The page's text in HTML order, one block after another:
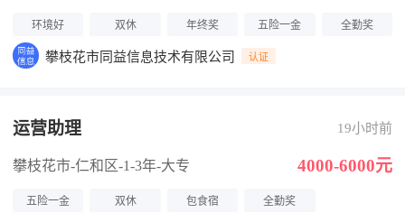
环境好 双休 年终奖 五险一金 全勤奖
攀枝花市同益信息技术有限公司 认证
运营助理 19小时前
攀枝花市-仁和区-1-3年-大专 4000-6000元
五险一金 双休 包食宿 全勤奖